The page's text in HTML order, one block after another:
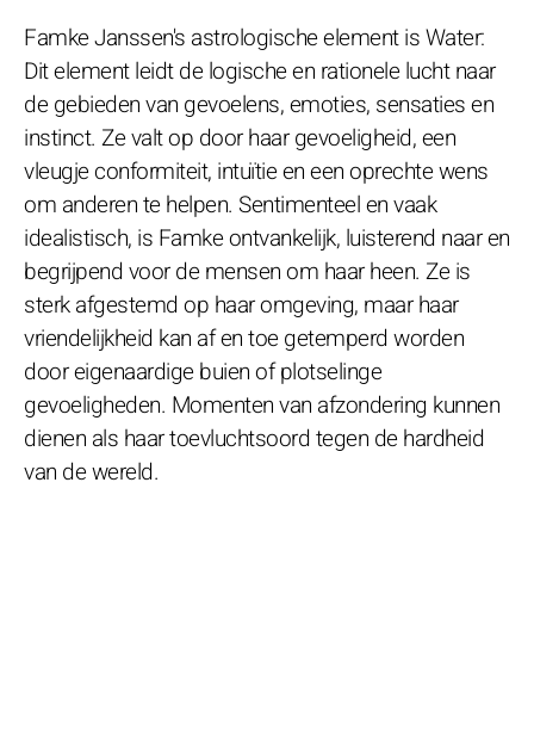
Famke Janssen's astrologische element is Water:
Dit element leidt de logische en rationele lucht naar
de gebieden van gevoelens, emoties, sensaties en
instinct. Ze valt op door haar gevoeligheid, een
vleugje conformiteit, intuïtie en een oprechte wens
om anderen te helpen. Sentimenteel en vaak
idealistisch, is Famke ontvankelijk, luisterend naar en
begrijpend voor de mensen om haar heen. Ze is
sterk afgestemd op haar omgeving, maar haar
vriendelijkheid kan af en toe getemperd worden
door eigenaardige buien of plotselinge
gevoeligheden. Momenten van afzondering kunnen
dienen als haar toevluchtsoord tegen de hardheid
van de wereld.